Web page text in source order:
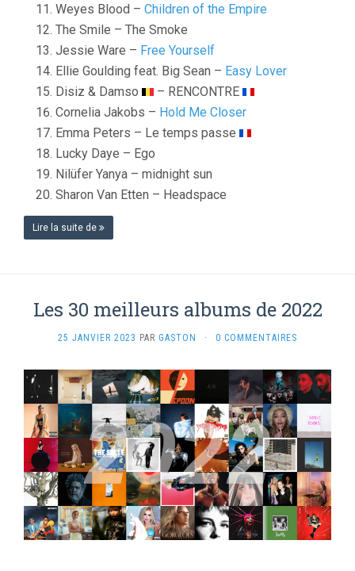
Weyes Blood – Children of the Empire
The Smile – The Smoke
Jessie Ware – Free Yourself
Ellie Goulding feat. Big Sean – Easy Lover
Disiz & Damso
– RENCONTRE
Cornelia Jakobs – Hold Me Closer
Emma Peters – Le temps passe
Lucky Daye – Ego
Nilüfer Yanya – midnight sun
Sharon Van Etten – Headspace
Lire la suite de
Les 30 meilleurs albums de 2022
25 JANVIER 2023 PAR GASTON · 0 COMMENTAIRES